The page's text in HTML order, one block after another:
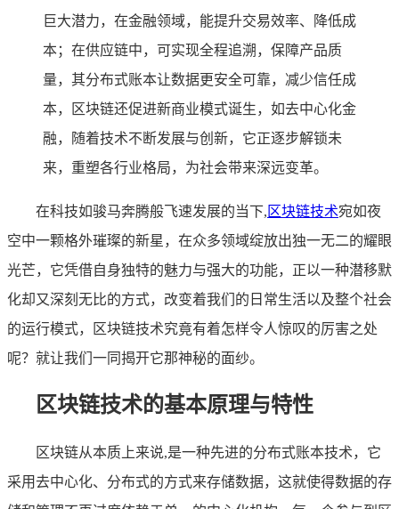
巨大潜力，在金融领域，能提升交易效率、降低成
本；在供应链中，可实现全程追溯，保障产品质
量，其分布式账本让数据更安全可靠，减少信任成
本，区块链还促进新商业模式诞生，如去中心化金
融，随着技术不断发展与创新，它正逐步解锁未
来，重塑各行业格局，为社会带来深远变革。
在科技如骏马奔腾般飞速发展的当下, 区块链技术宛如夜
空中一颗格外璀璨的新星，在众多领域绽放出独一无二的耀眼
光芒，它凭借自身独特的魅力与强大的功能，正以一种潜移默
化却又深刻无比的方式，改变着我们的日常生活以及整个社会
的运行模式，区块链技术究竟有着怎样令人惊叹的厉害之处
呢？就让我们一同揭开它那神秘的面纱。
区块链技术的基本原理与特性
区块链从本质上来说,是一种先进的分布式账本技术，它
采用去中心化、分布式的方式来存储数据，这就使得数据的存